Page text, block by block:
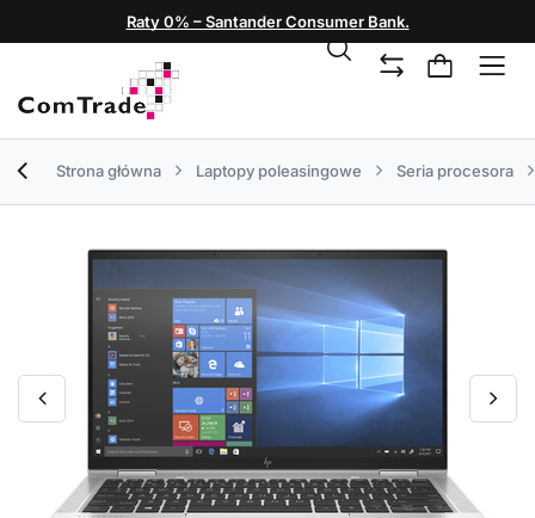
Raty 0% – Santander Consumer Bank.
Strona główna Laptopy poleasingowe Seria procesora